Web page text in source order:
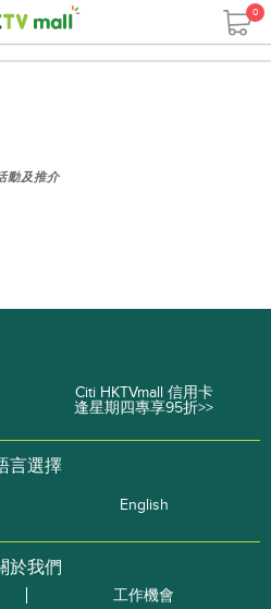
0
動及推介
Citi HKTVmall 信用卡
逢星期四專享95折>>
言選擇
English
於我們
工作機會